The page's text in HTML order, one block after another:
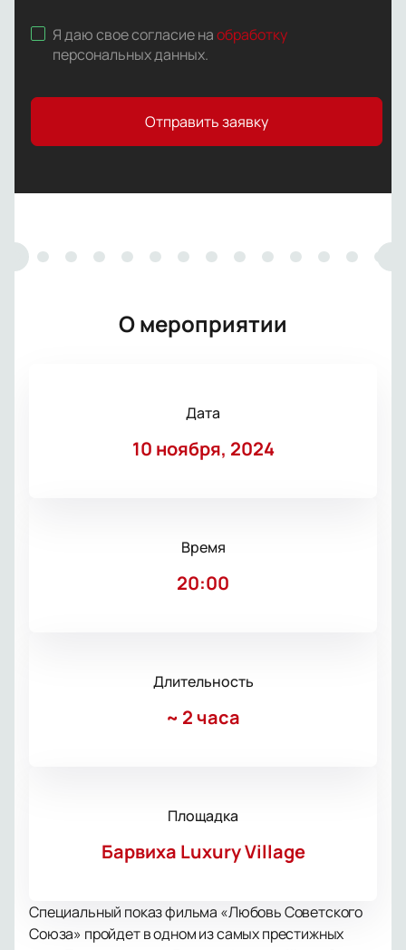
Я даю свое согласие наобработку
персональных данных.
Отправить заявку
О мероприятии
Дата
10 ноября, 2024
Время
20:00
Длительность
~ 2 часа
Площадка
Барвиха Luxury Village
Специальный показ фильма «Любовь Советского
Союза» пройдет в одном из самых престижных